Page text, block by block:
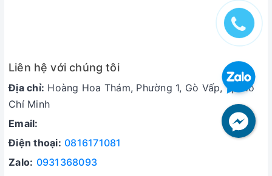
Liên hệ với chúng tôi
Địa chỉ: Hoàng Hoa Thám, Phường 1, Gò Vấp, Tp Hồ
Chí Minh
Email:
Điện thoại: 0816171081
Zalo: 0931368093